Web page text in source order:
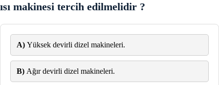
ısı makinesi tercih edilmelidir ?
A) Yüksek devirli dizel makineleri.
B) Ağır devirli dizel makineleri.